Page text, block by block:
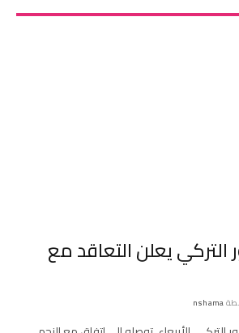
التركي يعلن التعاقد مع
nshama